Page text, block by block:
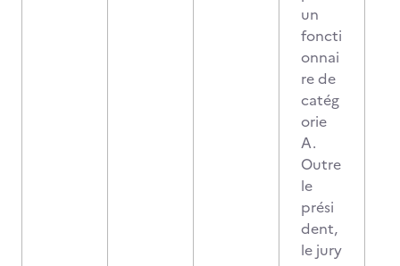
un
foncti
onnai
re de
catég
orie
A.
Outre
le
prési
dent,
le jury